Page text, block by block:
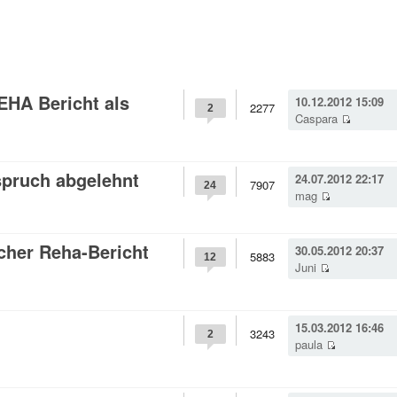
Bericht als
10.12.2012 15:09
Caspara
2277
2
abgelehnt
24.07.2012 22:17
mag
7907
24
Reha-Bericht
30.05.2012 20:37
Juni
5883
12
15.03.2012 16:46
paula
3243
2